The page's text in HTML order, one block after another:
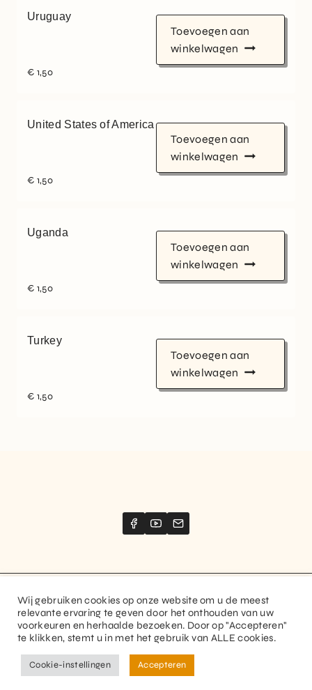
Uruguay
€ 1,50
Toevoegen aan
winkelwagen
United States of America
€ 1,50
Toevoegen aan
winkelwagen
Uganda
€ 1,50
Toevoegen aan
winkelwagen
Turkey
€ 1,50
Toevoegen aan
winkelwagen
Website created byStimize
© 2026 Guitaranthem. All rights reserved.
Privacy Policy Terms and Conditions
Wij gebruiken cookies op onze website om u de meest
relevante ervaring te geven door het onthouden van uw
voorkeuren en herhaalde bezoeken. Door op "Accepteren"
te klikken, stemt u in met het gebruik van ALLE cookies.
Cookie-instellingen Accepteren